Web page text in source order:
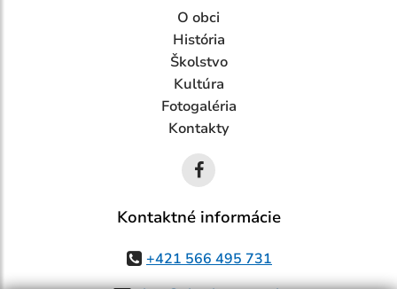
O obci
História
Školstvo
Kultúra
Fotogaléria
Kontakty
Kontaktné informácie
+421 566 495 731